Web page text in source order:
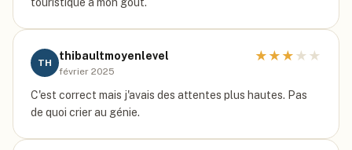
TH
thibaultmoyenlevel
février 2025
★ ★ ★ ★ ★
C'est correct mais j'avais des attentes plus hautes. Pas
de quoi crier au génie.